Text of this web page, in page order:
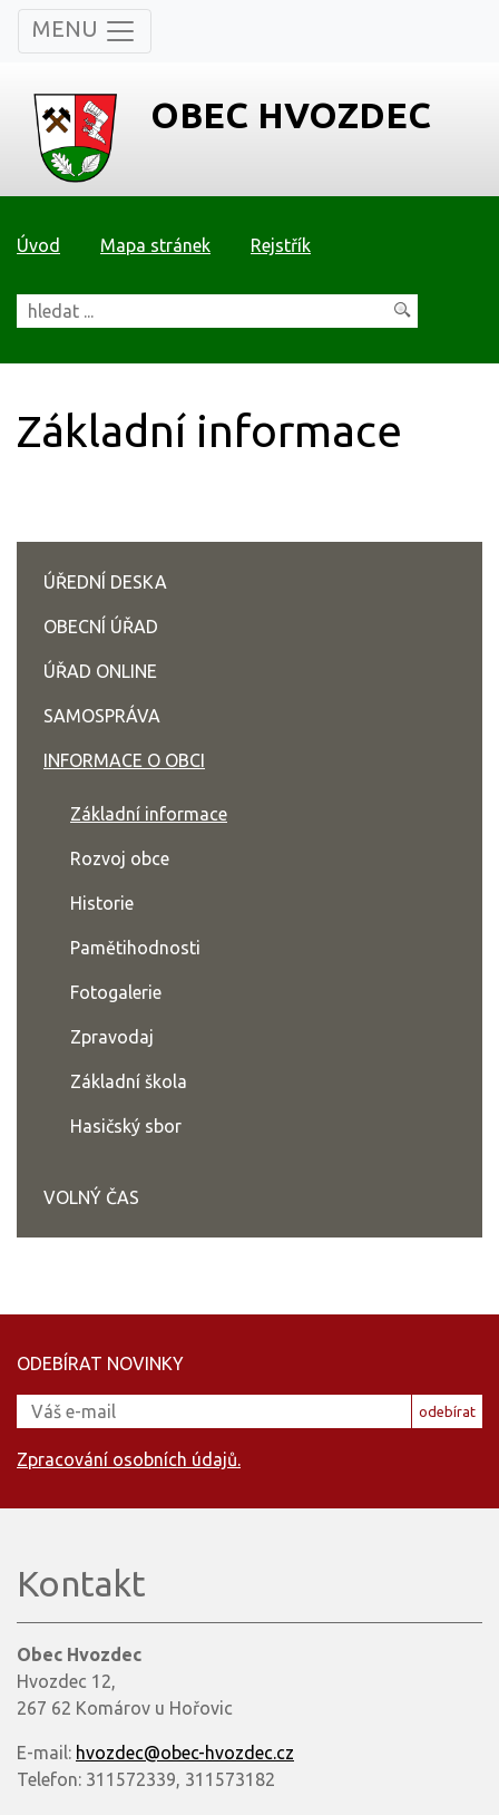
MENU
OBEC HVOZDEC
Úvod Mapa stránek Rejstřík
Základní informace
ÚŘEDNÍ DESKA
OBECNÍ ÚŘAD
ÚŘAD ONLINE
SAMOSPRÁVA
INFORMACE O OBCI
Základní informace
Rozvoj obce
Historie
Pamětihodnosti
Fotogalerie
Zpravodaj
Základní škola
Hasičský sbor
VOLNÝ ČAS
ODEBÍRAT NOVINKY
odebírat
Zpracování osobních údajů.
Kontakt
Obec Hvozdec
Hvozdec 12,
267 62 Komárov u Hořovic
E-mail: hvozdec@obec-hvozdec.cz
Telefon: 311572339, 311573182